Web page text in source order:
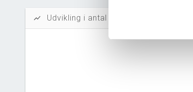
show_chart Udvikling i antal ansatte